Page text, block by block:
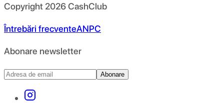
Copyright 2026CashClub
Întrebări frecventeANPC
Abonare newsletter
Abonare